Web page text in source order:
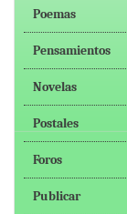
Poemas
Pensamientos
Novelas
Postales
Foros
Publicar